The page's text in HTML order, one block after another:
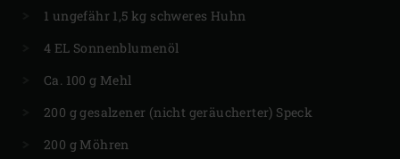
​1 ungefähr 1,5 kg schweres Huhn
4 EL Sonnenblumenöl
Ca. 100 g Mehl
200 g gesalzener (nicht geräucherter) Speck
200 g Möhren